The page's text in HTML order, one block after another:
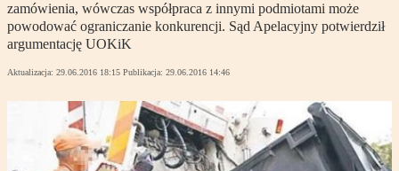
zamówienia, wówczas współpraca z innymi podmiotami może
powodować ograniczanie konkurencji. Sąd Apelacyjny potwierdził
argumentację UOKiK
Aktualizacja: 29.06.2016 18:15 Publikacja: 29.06.2016 14:46